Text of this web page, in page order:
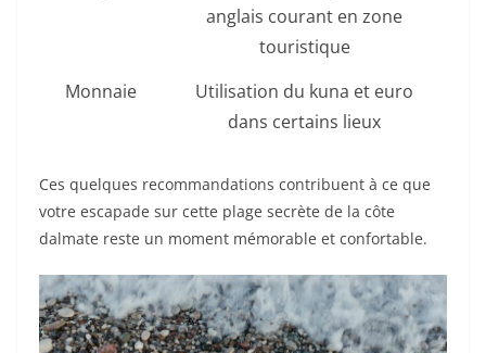
anglais courant en zone
touristique
Monnaie
Utilisation du kuna et euro
dans certains lieux
Ces quelques recommandations contribuent à ce que
votre escapade sur cette plage secrète de la côte
dalmate reste un moment mémorable et confortable.